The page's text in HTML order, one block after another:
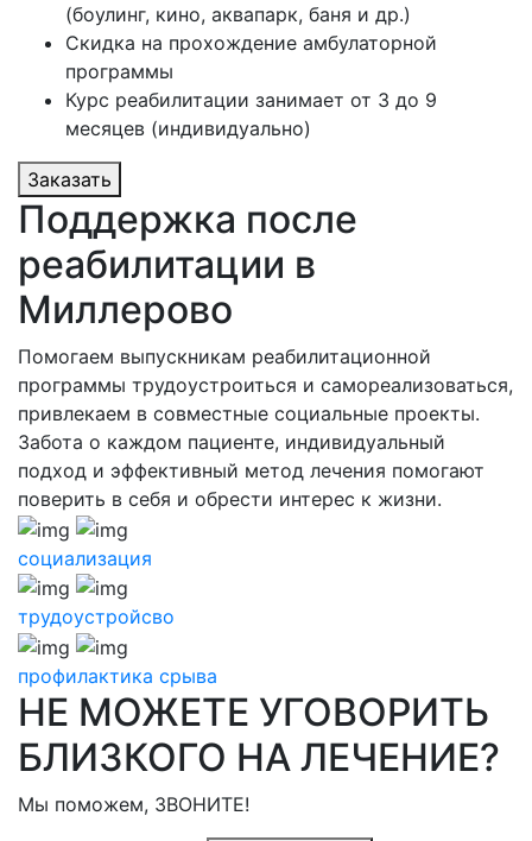
(боулинг, кино, аквапарк, баня и др.)
Скидка на прохождение амбулаторной
программы
Курс реабилитации занимает от 3 до 9
месяцев (индивидуально)
Заказать
Поддержка после
реабилитации в
Миллерово
Помогаем выпускникам реабилитационной
программы трудоустроиться и самореализоваться,
привлекаем в совместные социальные проекты.
Забота о каждом пациенте, индивидуальный
подход и эффективный метод лечения помогают
поверить в себя и обрести интерес к жизни.
социализация
трудоустройсво
профилактика срыва
НЕ МОЖЕТЕ УГОВОРИТЬ
БЛИЗКОГО НА ЛЕЧЕНИЕ?
Мы поможем, ЗВОНИТЕ!